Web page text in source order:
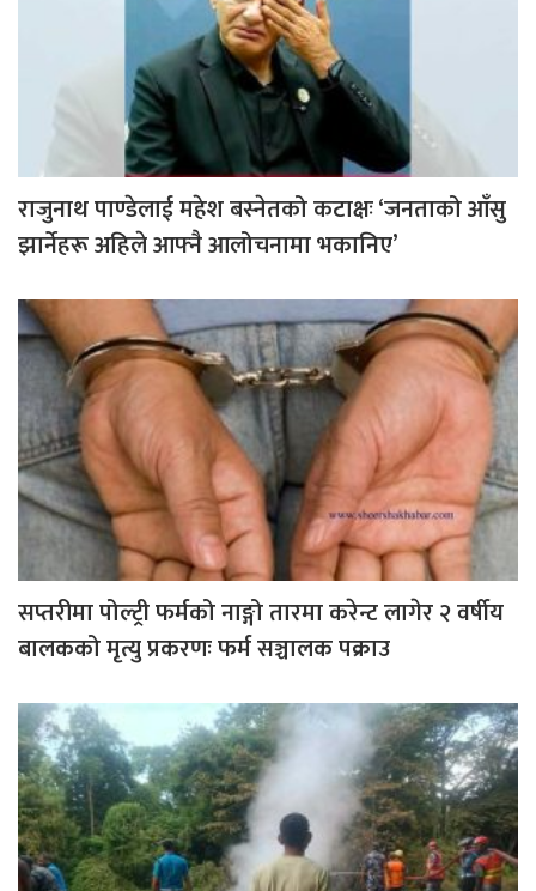
राजुनाथ पाण्डेलाई महेश बस्नेतको कटाक्षः ‘जनताको आँसु
झार्नेहरू अहिले आफ्नै आलोचनामा भकानिए’
सप्तरीमा पोल्ट्री फर्मको नाङ्गो तारमा करेन्ट लागेर २ वर्षीय
बालकको मृत्यु प्रकरणः फर्म सञ्चालक पक्राउ